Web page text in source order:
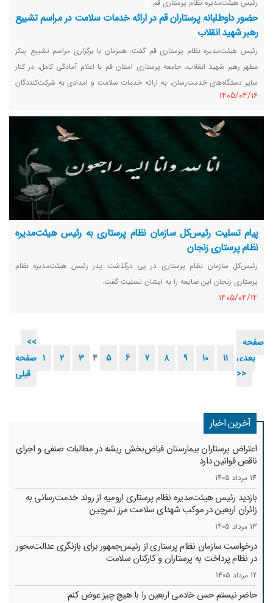
رئیس هیئت‌مدیره نظام پرستاری قم:
حضور داوطلبانه پرستاران قم در ارائه خدمات سلامت در مراسم تشییع
رهبر شهید انقلاب
رئیس هیئت‌مدیره نظام پرستاری قم گفت: همزمان با برگزاری مراسم تشییع پیکر
مطهر رهبر شهید انقلاب، جامعه پرستاری استان قم با اعلام آمادگی کامل، در کنار
سایر دستگاه‌های خدمت‌رسان، به ارائه خدمات سلامت و امدادی به شرکت‌کنندگان
در این مراسم پرداخت.
١٤٠٥/٠٤/١٦
پیام تسلیت رئیس‌کل سازمان نظام پرستاری به رئیس هیئت‌مدیره
نظام پرستاری زنجان
رئیس‌کل سازمان نظام پرستاری در پی درگذشت پدر رئیس هیئت‌مدیره نظام
پرستاری زنجان این ضایعه را به ایشان تسلیت گفت.
١٤٠٥/٠٤/١٤
<<
صفحه
قبلی
1 2 3 4 5 6 7 8 9 10 11
صفحه
بعدی
>>
آخرین اخبار
اعتراض پرستاران بیمارستان فیاض‌بخش ریشه در مطالبات صنفی و اجرای
ناقص قوانین دارد
14 مرداد 1405
بازدید رئیس هیئت‌مدیره نظام پرستاری ارومیه از روند خدمت‌رسانی به
زائران اربعین در موکب شهدای سلامت مرز تمرچین
13 مرداد 1405
درخواست سازمان نظام پرستاری از رئیس‌جمهور برای بازنگری عدالت‌محور
در نظام پرداخت به پرستاران و کارکنان سلامت
12 مرداد 1405
حاضر نیستم حس خادمی اربعین را با هیچ چیز عوض کنم